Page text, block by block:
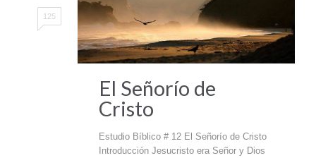
125
El Señorío de
Cristo
Estudio Bíblico # 12 El Señorío de Cristo
Introducción Jesucristo era Señor y Dios